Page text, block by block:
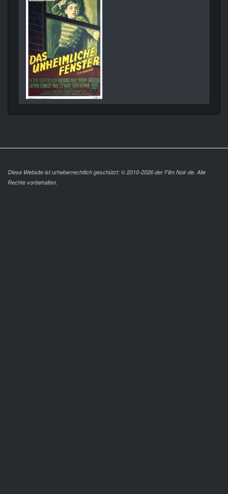
Diese Website ist urheberrechtlich geschützt: © 2010-2026 der Film Noir de. Alle
Rechte vorbehalten.